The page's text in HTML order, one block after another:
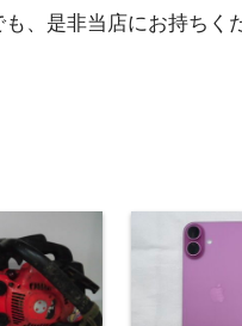
、是非当店にお持ちく